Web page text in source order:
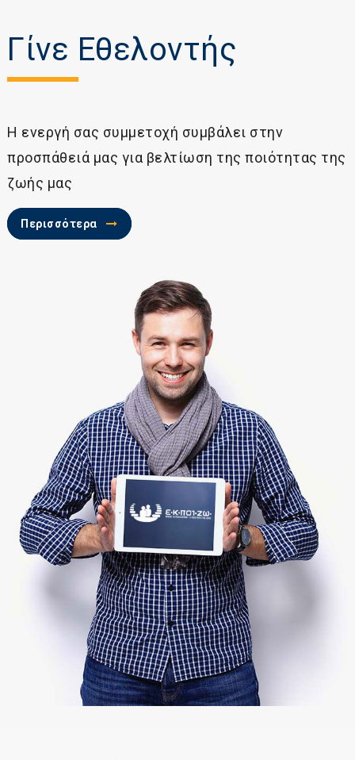
Γίνε Εθελοντής
Η ενεργή σας συμμετοχή συμβάλει στην
προσπάθειά μας για βελτίωση της ποιότητας της
ζωής μας
Περισσότερα